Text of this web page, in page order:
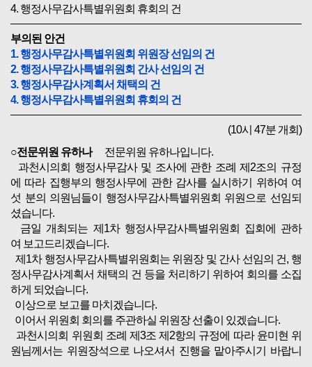
4. 행정사무감사특별위원회 휴회의 건
부의된 안건
1. 행정사무감사특별위원회 위원장 선임의 건
2. 행정사무감사특별위원회 간사 선임의 건
3. 행정사무감사계획서 채택의 건
4. 행정사무감사특별위원회 휴회의 건
(10시 47분 개회)
○전문위원 유하나전문위원 유하나입니다.
과천시의회 행정사무감사 및 조사에 관한 조례 제2조의 규정
에 따라 집행부의 행정사무에 관한 감사를 실시하기 위하여 여
섯 분의 의원님들이 행정사무감사특별위원회 위원으로 선임되
셨습니다.
금일 개최되는 제1차 행정사무감사특별위원회 집회에 관하
여 보고드리겠습니다.
제1차 행정사무감사특별위원회는 위원장 및 간사 선임의 건, 행
정사무감사계획서 채택의 건 등을 처리하기 위하여 회의를 소집
하게 되었습니다.
이상으로 보고를 마치겠습니다.
이어서 위원회 회의를 주관하실 위원장 선출이 있겠습니다.
과천시의회 위원회 조례 제3조 제2항의 규정에 따라 윤미현 위
원님께서는 위원장석으로 나오셔서 진행을 맡아주시기 바랍니